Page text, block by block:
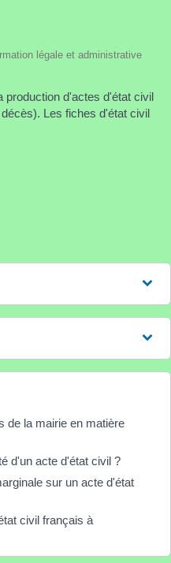
légale et administrative
production d'actes d'état civil
Les fiches d'état civil
de la mairie en matière
d'un acte d'état civil ?
sur un acte d'état
civil français à